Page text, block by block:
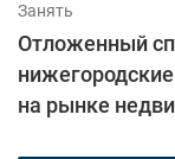
Занять
Отложенный
на рынке